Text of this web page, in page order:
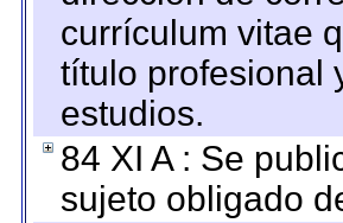
currículum vitae
título profesional
estudios.
84 XI A : Se
sujeto obligado